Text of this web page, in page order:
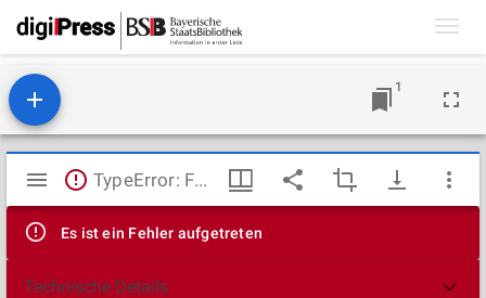
1
Mirador
Viewer
TypeError: Failed to fetch
Es ist ein Fehler aufgetreten
Technische Details